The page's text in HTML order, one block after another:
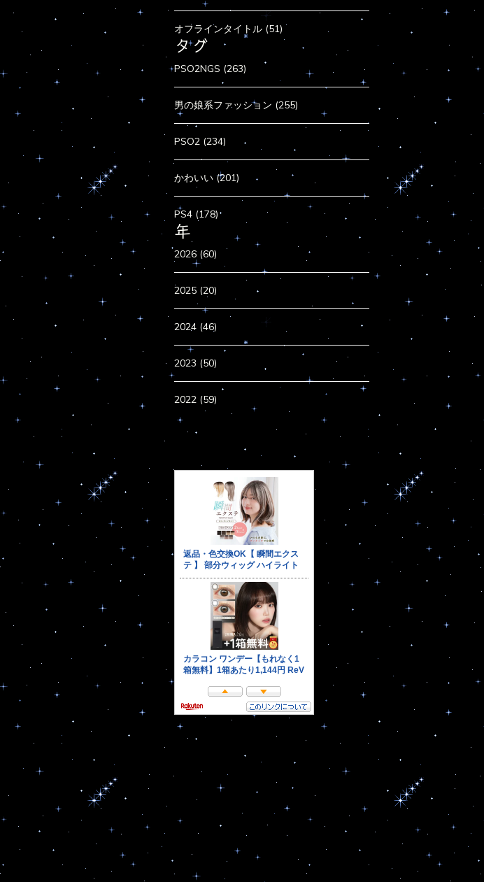
オフラインタイトル (51)
タグ
PSO2NGS (263)
男の娘系ファッション (255)
PSO2 (234)
かわいい (201)
PS4 (178)
年
2026 (60)
2025 (20)
2024 (46)
2023 (50)
2022 (59)